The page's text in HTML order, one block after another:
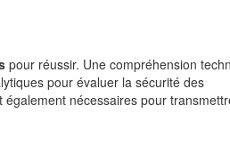
pour réussir. Une compréhension
pour évaluer la sécurité des
nécessaires pour